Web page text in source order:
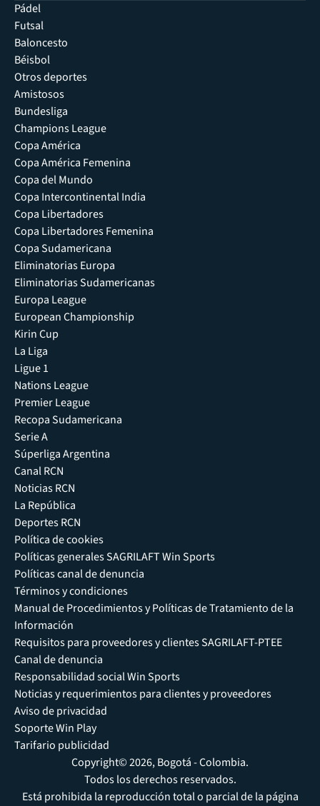
Pádel
Futsal
Baloncesto
Béisbol
Otros deportes
Amistosos
Bundesliga
Champions League
Copa América
Copa América Femenina
Copa del Mundo
Copa Intercontinental India
Copa Libertadores
Copa Libertadores Femenina
Copa Sudamericana
Eliminatorias Europa
Eliminatorias Sudamericanas
Europa League
European Championship
Kirin Cup
La Liga
Ligue 1
Nations League
Premier League
Recopa Sudamericana
Serie A
Súperliga Argentina
Canal RCN
Noticias RCN
La República
Deportes RCN
Política de cookies
Políticas generales SAGRILAFT Win Sports
Políticas canal de denuncia
Términos y condiciones
Manual de Procedimientos y Políticas de Tratamiento de la
Información
Requisitos para proveedores y clientes SAGRILAFT-PTEE
Canal de denuncia
Responsabilidad social Win Sports
Noticias y requerimientos para clientes y proveedores
Aviso de privacidad
Soporte Win Play
Tarifario publicidad
Copyright© 2026, Bogotá - Colombia.
Todos los derechos reservados.
Está prohibida la reproducción total o parcial de la página